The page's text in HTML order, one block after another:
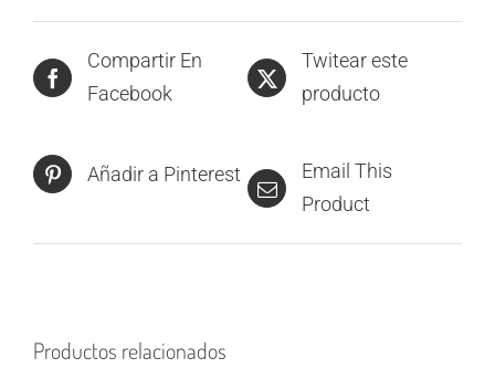
Compartir En
Facebook
Twitear este
producto
Añadir a Pinterest
Email This
Product
Productos relacionados